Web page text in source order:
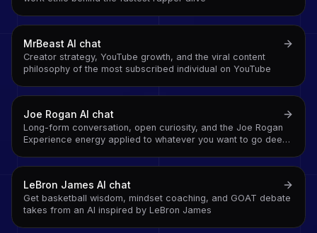
MrBeast AI chat
Creator strategy, YouTube growth, and the viral content
philosophy of the most subscribed individual on YouTube
Joe Rogan AI chat
Long-form conversation, open curiosity, and the Joe Rogan
Experience energy applied to whatever you want to go deep
LeBron James AI chat
Get basketball wisdom, mindset coaching, and GOAT debate
takes from an AI inspired by LeBron James